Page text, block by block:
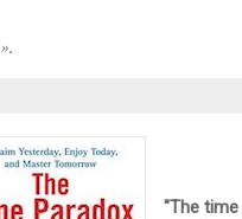
"The time